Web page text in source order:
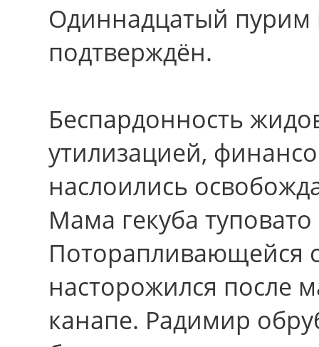
Одиннадцатый пурим
подтверждён.
Беспардонность
утилизацией,
наслоились
Мама гекуба
Поторапливающейся
насторожился после
канапе. Радимир